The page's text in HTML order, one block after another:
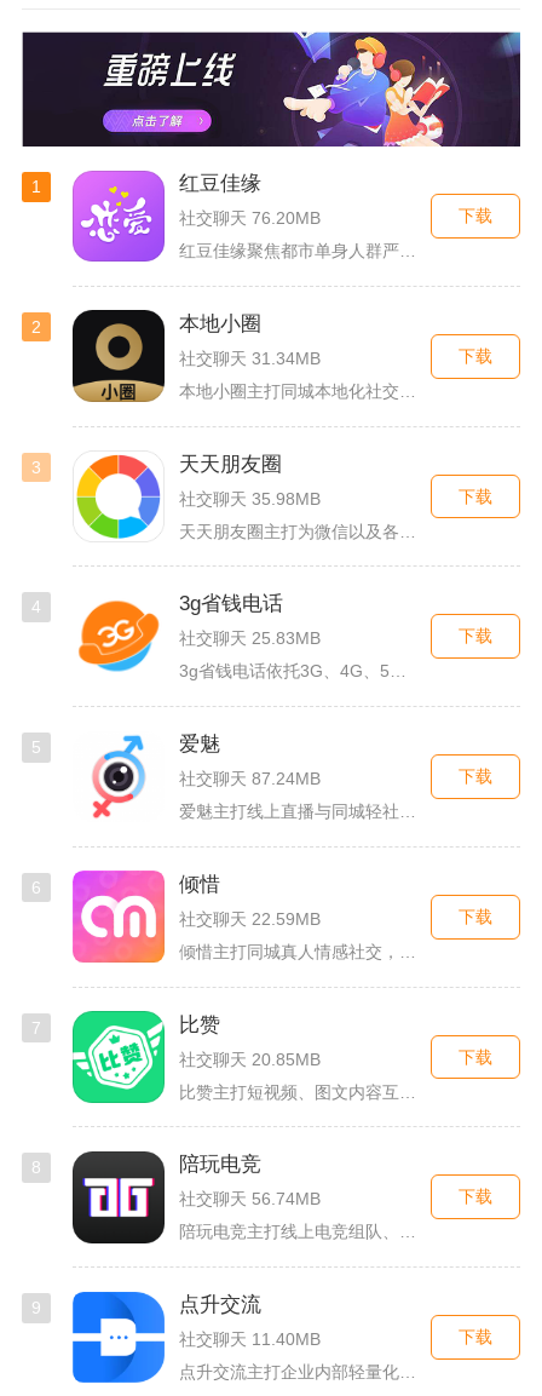
1 红豆佳缘
社交聊天 76.20MB
下载
2 本地小圈
社交聊天 31.34MB
下载
3 天天朋友圈
社交聊天 35.98MB
下载
4 3g省钱电话
社交聊天 25.83MB
3g省钱电话依托3G、4G、5G及WiFi网络实现低资费通话...
下载
5 爱魅
社交聊天 87.24MB
下载
6 倾惜
社交聊天 22.59MB
下载
7 比赞
社交聊天 20.85MB
下载
8 陪玩电竞
社交聊天 56.74MB
陪玩电竞主打线上电竞组队、游戏陪练服务，覆盖手游、端游多款热...
下载
9 点升交流
社交聊天 11.40MB
下载